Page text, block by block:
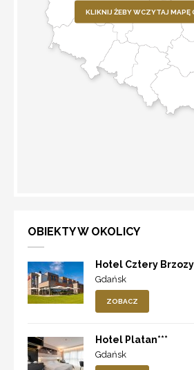
KLIKNIJ ŻEBY WCZYTAJ MAPĘ
OBIEKTY W OKOLICY
Hotel Cztery Brzozy
Gdańsk
ZOBACZ
Hotel Platan***
Gdańsk